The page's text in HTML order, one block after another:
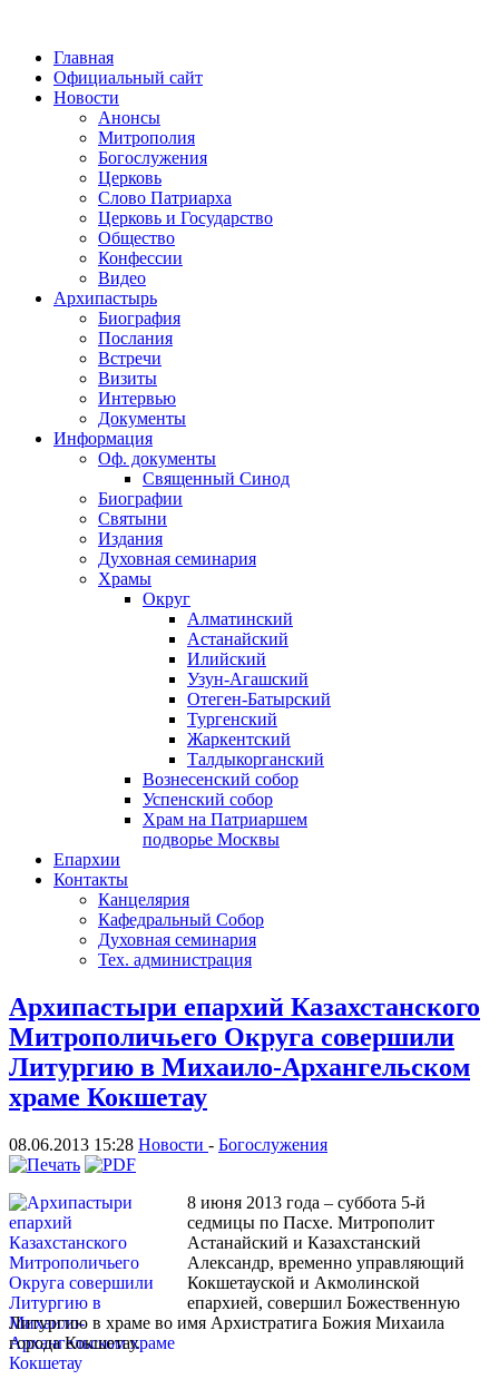
Главная
Официальный сайт
Новости
Анонсы
Митрополия
Богослужения
Церковь
Слово Патриарха
Церковь и Государство
Общество
Конфессии
Видео
Архипастырь
Биография
Послания
Встречи
Визиты
Интервью
Документы
Информация
Оф. документы
Священный Синод
Биографии
Святыни
Издания
Духовная семинария
Храмы
Округ
Алматинский
Астанайский
Илийский
Узун-Агашский
Отеген-Батырский
Тургенский
Жаркентский
Талдыкорганский
Вознесенский собор
Успенский собор
Храм на Патриаршем
подворье Москвы
Епархии
Контакты
Канцелярия
Кафедральный Собор
Духовная семинария
Тех. администрация
Архипастыри епархий Казахстанского
Митрополичьего Округа совершили
Литургию в Михаило-Архангельском
храме Кокшетау
08.06.2013 15:28 Новости - Богослужения
8 июня 2013 года – суббота 5-й
седмицы по Пасхе. Митрополит
Астанайский и Казахстанский
Александр, временно управляющий
Кокшетауской и Акмолинской
епархией, совершил Божественную
Литургию в храме во имя Архистратига Божия Михаила
города Кокшетау.